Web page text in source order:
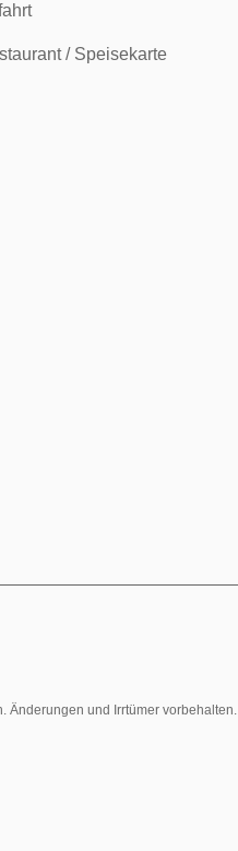
/ Speisekarte
Änderungen und Irrtümer vorbehalten.